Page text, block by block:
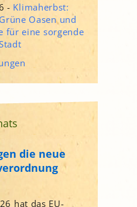
- Klimaherbst:
Oasen und
für eine sorgende
die neue
hat das EU-